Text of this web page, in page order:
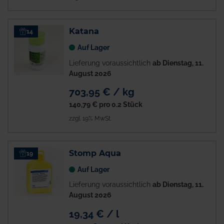
14 Katana
Auf Lager
Lieferung voraussichtlich ab Dienstag, 11.
August 2026
703,95 € / kg
140,79 € pro 0.2 Stück
zzgl. 19% MwSt.
19 Stomp Aqua
Auf Lager
Lieferung voraussichtlich ab Dienstag, 11.
August 2026
19,34 € / l